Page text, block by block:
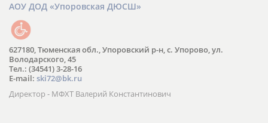
АОУ ДОД «Упоровская ДЮСШ»
627180, Тюменская обл., Упоровский р-н, с. Упорово, ул.
Володарского, 45
Тел.: (34541) 3-28-16
E-mail: ski72@bk.ru
Директор - МФХТ Валерий Константинович